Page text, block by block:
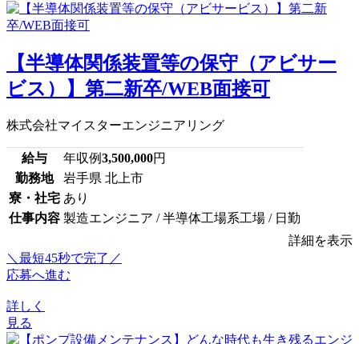
【半導体関係装置等の保守（アビサー
ビス）】第二新卒/WEB面接可
株式会社マイスターエンジニアリング
給与 年収例3,500,000円
勤務地
岩手県 北上市
寮・社宅 あり
仕事内容 製造エンジニア / 半導体工場系工場 / 日勤
詳細を表示
＼最短45秒で完了／
応募へ進む
詳しく
見る